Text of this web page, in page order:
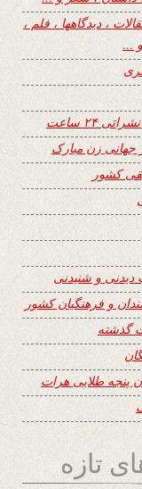
، دیدگاهها ، فلم ،
…
۲۴ ساعت
جهانی زن مبارک
کشور
دیدنی و شنیدنی
و فرهنگیان کشور
گذشته
پنجه طلایی هرات
تازه